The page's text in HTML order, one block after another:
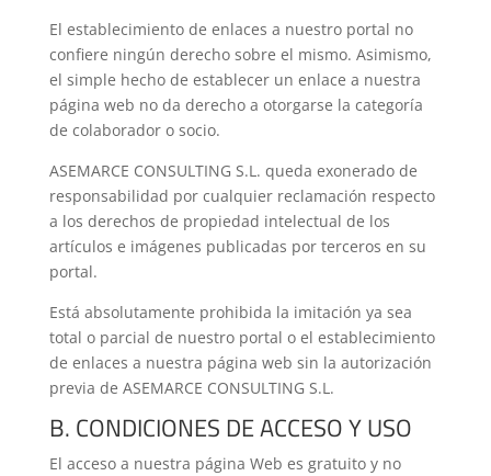
El establecimiento de enlaces a nuestro portal no
confiere ningún derecho sobre el mismo. Asimismo,
el simple hecho de establecer un enlace a nuestra
página web no da derecho a otorgarse la categoría
de colaborador o socio.
ASEMARCE CONSULTING S.L. queda exonerado de
responsabilidad por cualquier reclamación respecto
a los derechos de propiedad intelectual de los
artículos e imágenes publicadas por terceros en su
portal.
Está absolutamente prohibida la imitación ya sea
total o parcial de nuestro portal o el establecimiento
de enlaces a nuestra página web sin la autorización
previa de ASEMARCE CONSULTING S.L.
B. CONDICIONES DE ACCESO Y USO
El acceso a nuestra página Web es gratuito y no